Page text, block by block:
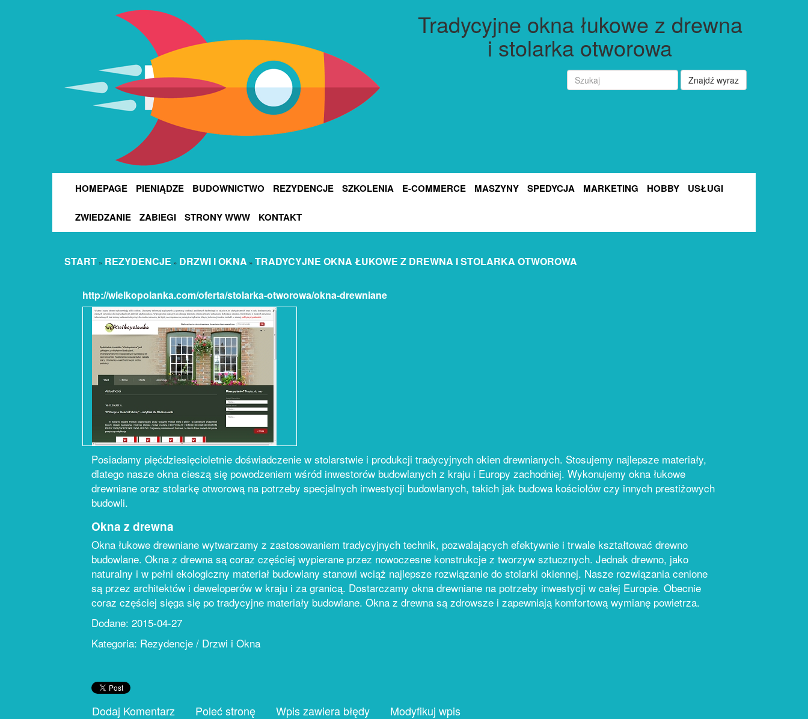
Tradycyjne okna łukowe z drewna
i stolarka otworowa
Znajdź wyraz
HOMEPAGE PIENIĄDZE BUDOWNICTWO REZYDENCJE SZKOLENIA E-COMMERCE MASZYNY SPEDYCJA MARKETING HOBBY USŁUGI
ZWIEDZANIE ZABIEGI STRONY WWW KONTAKT
START » REZYDENCJE » DRZWI I OKNA » TRADYCYJNE OKNA ŁUKOWE Z DREWNA I STOLARKA OTWOROWA
http://wielkopolanka.com/oferta/stolarka-otworowa/okna-drewniane
Posiadamy pięćdziesięcioletnie doświadczenie w stolarstwie i produkcji tradycyjnych okien drewnianych. Stosujemy najlepsze materiały,
dlatego nasze okna cieszą się powodzeniem wśród inwestorów budowlanych z kraju i Europy zachodniej. Wykonujemy okna łukowe
drewniane oraz stolarkę otworową na potrzeby specjalnych inwestycji budowlanych, takich jak budowa kościołów czy innych prestiżowych
budowli.
Okna z drewna
Okna łukowe drewniane wytwarzamy z zastosowaniem tradycyjnych technik, pozwalających efektywnie i trwale kształtować drewno
budowlane. Okna z drewna są coraz częściej wypierane przez nowoczesne konstrukcje z tworzyw sztucznych. Jednak drewno, jako
naturalny i w pełni ekologiczny materiał budowlany stanowi wciąż najlepsze rozwiązanie do stolarki okiennej. Nasze rozwiązania cenione
są przez architektów i deweloperów w kraju i za granicą. Dostarczamy okna drewniane na potrzeby inwestycji w całej Europie. Obecnie
coraz częściej sięga się po tradycyjne materiały budowlane. Okna z drewna są zdrowsze i zapewniają komfortową wymianę powietrza.
Dodane: 2015-04-27
Kategoria: Rezydencje / Drzwi i Okna
Dodaj Komentarz Poleć stronę Wpis zawiera błędy Modyfikuj wpis